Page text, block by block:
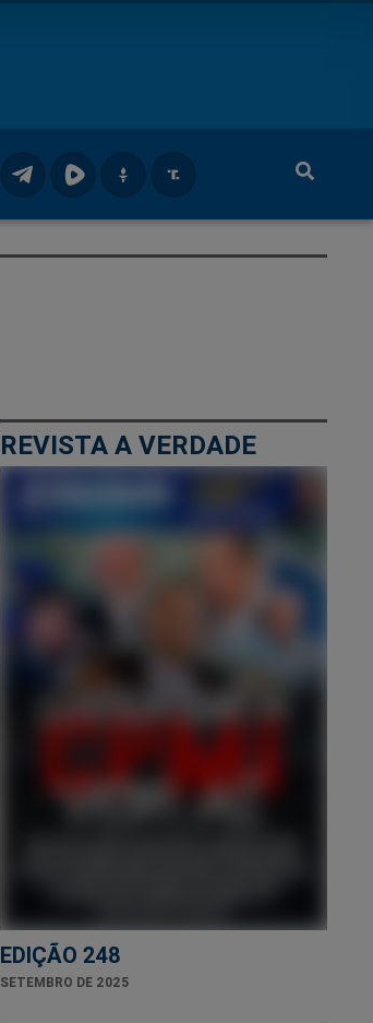
REVISTA A VERDADE
EDIÇÃO 248
SETEMBRO DE 2025